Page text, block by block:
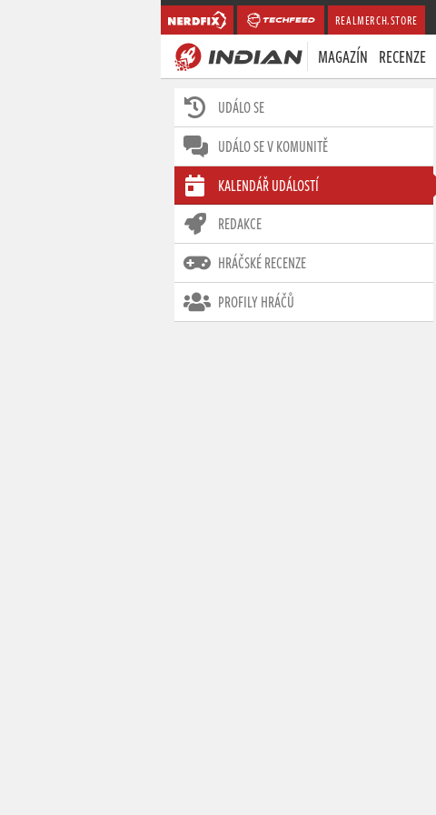
REALMERCH.STORE
MAGAZÍN RECENZE
UDÁLO SE
UDÁLO SE V KOMUNITĚ
KALENDÁŘ UDÁLOSTÍ
REDAKCE
HRÁČSKÉ RECENZE
PROFILY HRÁČŮ